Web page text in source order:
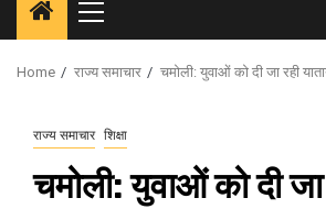
Primary
Menu
Home राज्य समाचार चमोली: युवाओं को दी जा रही
राज्य समाचार शिक्षा
चमोली: युवाओं को दी जा